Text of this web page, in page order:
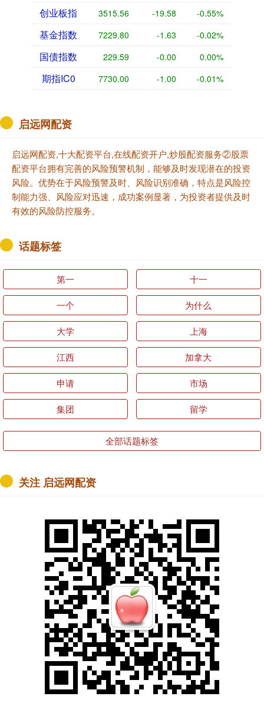
创业板指 3515.56 -19.58 -0.55%
基金指数 7229.80 -1.63 -0.02%
国债指数 229.59 -0.00 0.00%
期指IC0 7730.00 -1.00 -0.01%
启远网配资
启远网配资,十大配资平台,在线配资开户,炒股配资服务②股票
配资平台拥有完善的风险预警机制，能够及时发现潜在的投资
风险。优势在于风险预警及时、风险识别准确，特点是风险控
制能力强、风险应对迅速，成功案例显著，为投资者提供及时
有效的风险防控服务。
话题标签
第一 十一
一个 为什么
大学 上海
江西 加拿大
申请 市场
集团 留学
全部话题标签
关注 启远网配资